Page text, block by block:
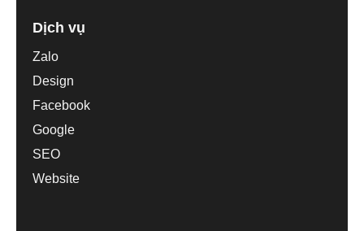
Dịch vụ
Zalo
Design
Facebook
Google
SEO
Website